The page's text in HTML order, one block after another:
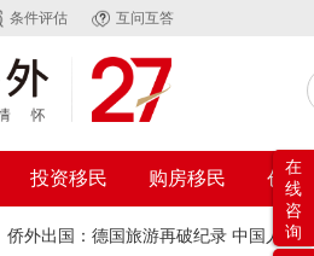
条件评估 互问互答
投资移民 购房移民 创业
侨外出国：德国旅游再破纪录 中国人格
在
线
咨
询